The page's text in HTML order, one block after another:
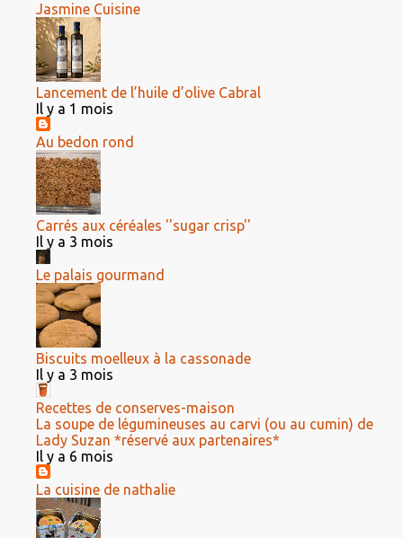
Jasmine Cuisine
Lancement de l’huile d’olive Cabral
Il y a 1 mois
Au bedon rond
Carrés aux céréales ''sugar crisp''
Il y a 3 mois
Le palais gourmand
Biscuits moelleux à la cassonade
Il y a 3 mois
Recettes de conserves-maison
La soupe de légumineuses au carvi (ou au cumin) de
Lady Suzan *réservé aux partenaires*
Il y a 6 mois
La cuisine de nathalie